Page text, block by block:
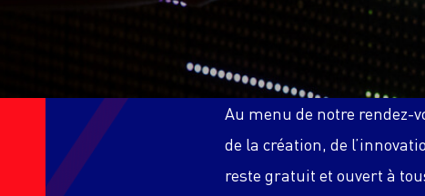
Au menu de notre rendez-
de la création, de
reste gratuit et ouvert à